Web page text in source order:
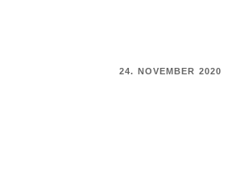
24. NOVEMBER 2020